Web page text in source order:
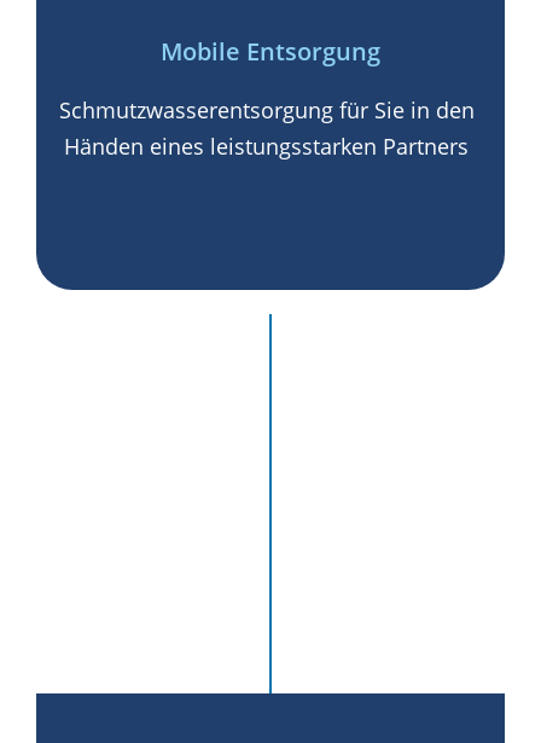
Mobile Entsorgung
Schmutzwasserentsorgung für Sie in den
Händen eines leistungsstarken Partners